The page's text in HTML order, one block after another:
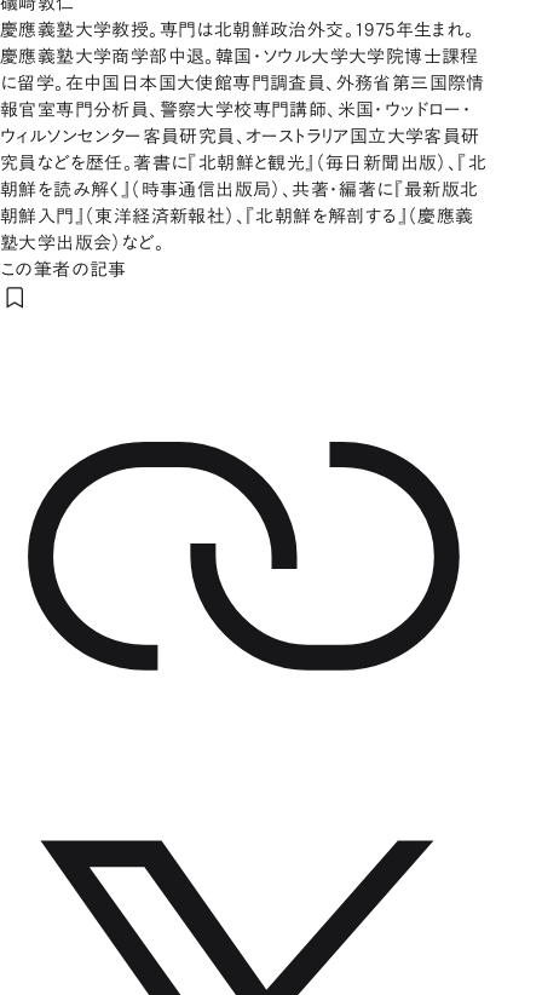
慶應義塾大学教授。専門は北朝鮮政治外交。1975年生まれ。
慶應義塾大学商学部中退。韓国・ソウル大学大学院博士課程
に留学。在中国日本国大使館専門調査員、外務省第三国際情
報官室専門分析員、警察大学校専門講師、米国・ウッドロー・
ウィルソンセンター客員研究員、オーストラリア国立大学客員研
究員などを歴任。著書に『北朝鮮と観光』（毎日新聞出版）、『北
朝鮮を読み解く』（時事通信出版局）、共著・編著に『最新版北
朝鮮入門』（東洋経済新報社）、『北朝鮮を解剖する』（慶應義
塾大学出版会）など。
この筆者の記事